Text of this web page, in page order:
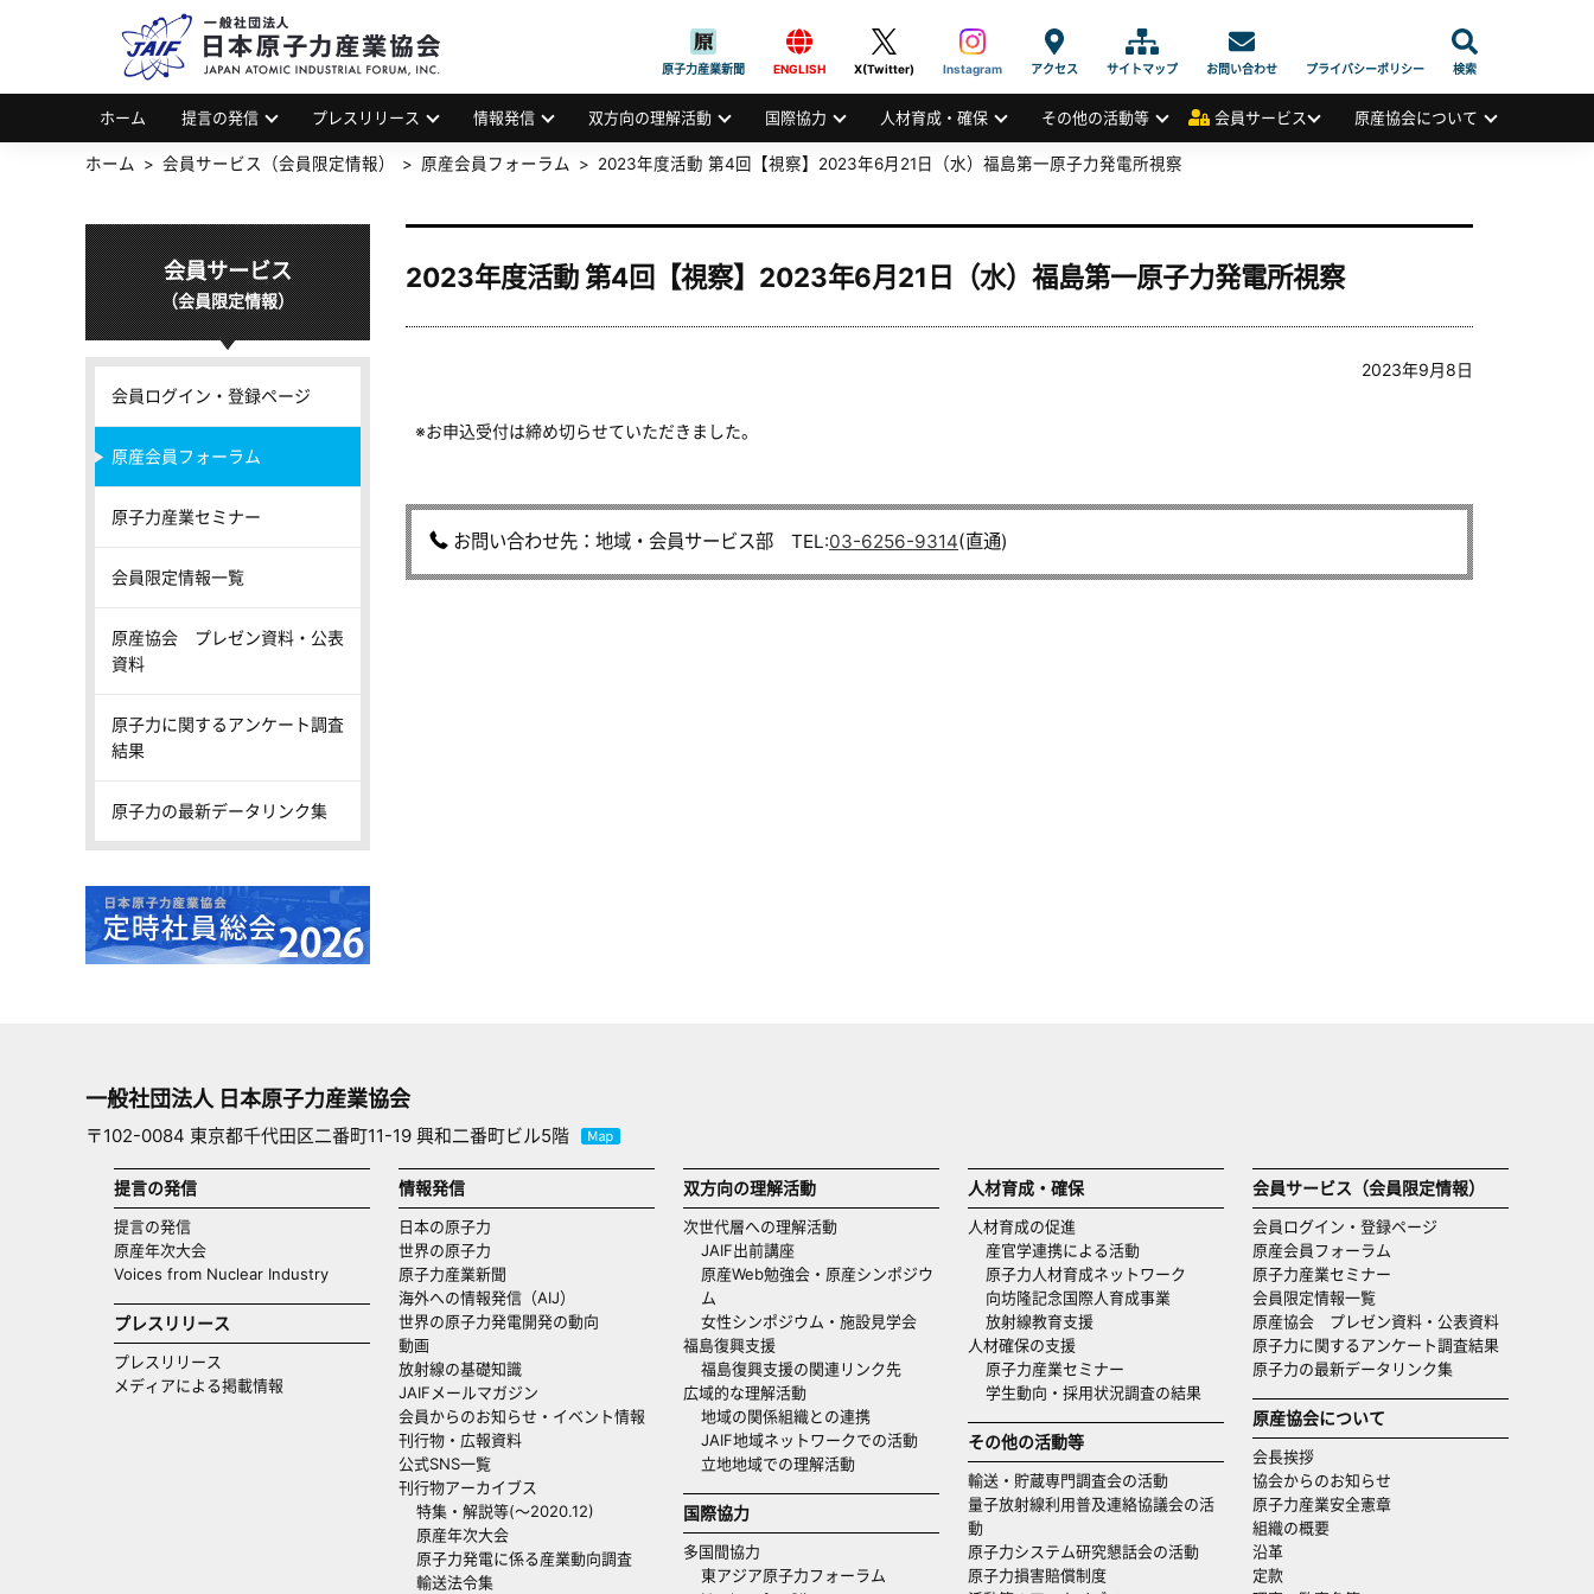
JAPAN ATOMIC INDUSTRIAL FORUM, INC.
原子力産業新聞 ENGLISH X(Twitter) Instagram アクセス サイトマップ お問い合わせ プライバシーポリシー 検索
ホーム 提言の発信 プレスリリース 情報発信 双方向の理解活動 国際協力 人材育成・確保 その他の活動等 会員サービス 原産協会について
ホーム 会員サービス（会員限定情報） 原産会員フォーラム 2023年度活動 第4回【視察】2023年6月21日（水）福島第一原子力発電所視察
2023年度活動 第4回【視察】2023年6月21日（水）福島第一原子力発電所視察
2023年9月8日
※お申込受付は締め切らせていただきました。
お問い合わせ先：地域・会員サービス部 TEL:03-6256-9314(直通)
会員サービス
（会員限定情報）
会員ログイン・登録ページ
原産会員フォーラム
原子力産業セミナー
会員限定情報一覧
原産協会 プレゼン資料・公表
資料
原子力に関するアンケート調査
結果
原子力の最新データリンク集
一般社団法人 日本原子力産業協会
〒102-0084 東京都千代田区二番町11-19 興和二番町ビル5階
提言の発信
提言の発信
原産年次大会
Voices from Nuclear Industry
プレスリリース
プレスリリース
メディアによる掲載情報
情報発信
日本の原子力
世界の原子力
原子力産業新聞
海外への情報発信（AIJ）
世界の原子力発電開発の動向
動画
放射線の基礎知識
JAIFメールマガジン
会員からのお知らせ・イベント情報
刊行物・広報資料
公式SNS一覧
刊行物アーカイブス
特集・解説等(～2020.12)
原産年次大会
原子力発電に係る産業動向調査
輸送法令集
双方向の理解活動
次世代層への理解活動
JAIF出前講座
原産Web勉強会・原産シンポジウ
ム
女性シンポジウム・施設見学会
福島復興支援
福島復興支援の関連リンク先
広域的な理解活動
地域の関係組織との連携
JAIF地域ネットワークでの活動
立地地域での理解活動
国際協力
多国間協力
東アジア原子力フォーラム
人材育成・確保
人材育成の促進
産官学連携による活動
原子力人材育成ネットワーク
向坊隆記念国際人育成事業
放射線教育支援
人材確保の支援
原子力産業セミナー
学生動向・採用状況調査の結果
その他の活動等
輸送・貯蔵専門調査会の活動
量子放射線利用普及連絡協議会の活
動
原子力システム研究懇話会の活動
原子力損害賠償制度
会員サービス（会員限定情報）
会員ログイン・登録ページ
原産会員フォーラム
原子力産業セミナー
会員限定情報一覧
原産協会 プレゼン資料・公表資料
原子力に関するアンケート調査結果
原子力の最新データリンク集
原産協会について
会長挨拶
協会からのお知らせ
原子力産業安全憲章
組織の概要
沿革
定款